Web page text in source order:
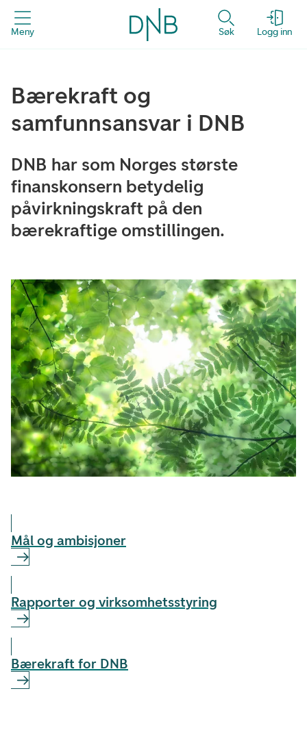
Meny Søk Logg inn
Bærekraft og
samfunnsansvar i DNB
DNB har som Norges største
finanskonsern betydelig
påvirkningskraft på den
bærekraftige omstillingen.
Mål og ambisjoner
Rapporter og virksomhetsstyring
Bærekraft for DNB